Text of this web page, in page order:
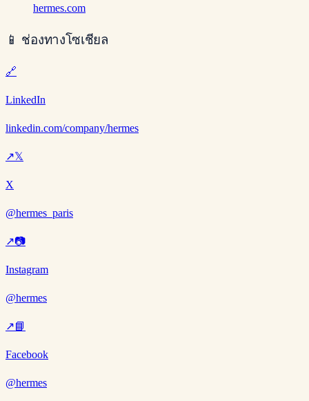
hermes.com
📱 ช่องทางโซเชียล
🔗
LinkedIn
linkedin.com/company/hermes
↗𝕏
X
@hermes_paris
↗📷
Instagram
@hermes
↗📘
Facebook
@hermes